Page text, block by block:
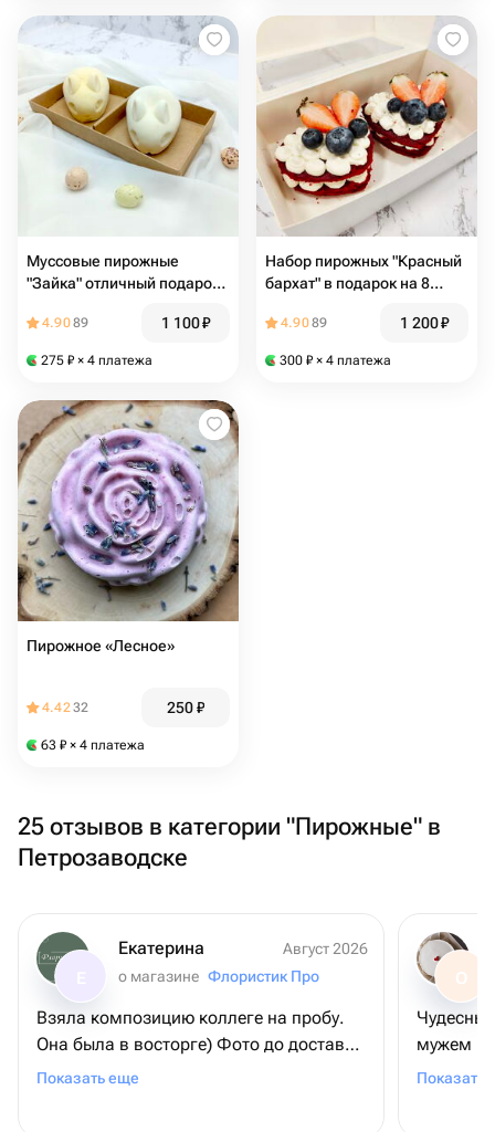
Муссовые пирожные
"Зайка" отличный подарок
4.9089 1 100₽
275 ₽ × 4 платежа
Набор пирожных "Красный
бархат" в подарок на 8
4.9089 1 200₽
300 ₽ × 4 платежа
Пирожное «Лесное»
4.4232 250₽
63 ₽ × 4 платежа
25 отзывов в категории "Пирожные" в
Петрозаводске
Екатерина
Август 2026
о магазине Флористик Про
Взяла композицию коллеге на пробу.
Она была в восторге) Фото до доставки
соответствует реальности. Доставка
Показать еще
О
мужем
здесь
Показать